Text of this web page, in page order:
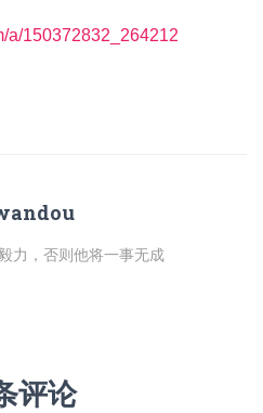
a/150372832_264212
力，否则他将一事无成
评论